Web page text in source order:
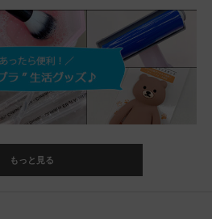
もっと見る